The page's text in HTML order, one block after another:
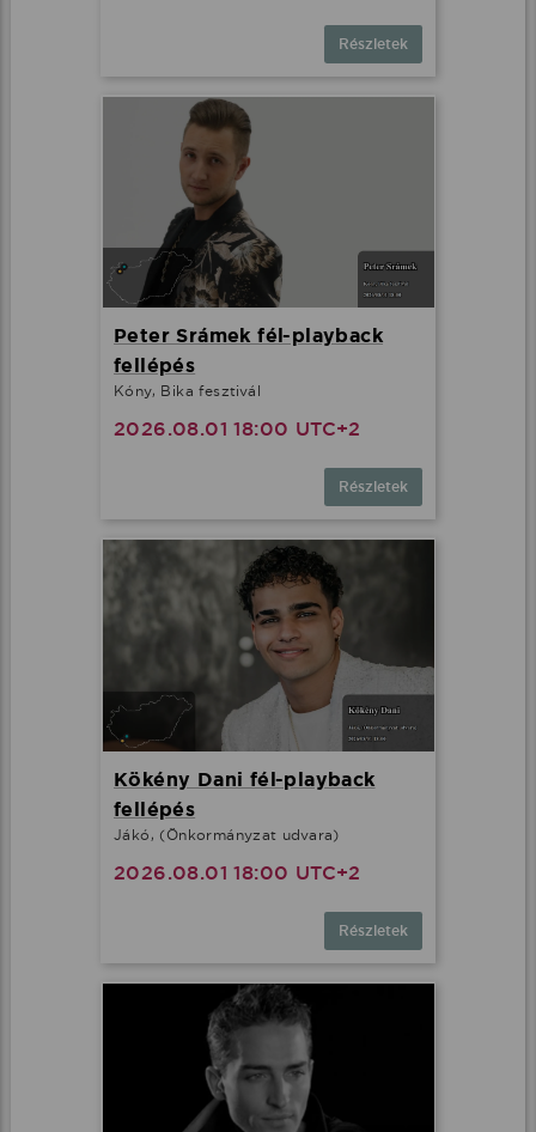
Részletek
Peter Srámek fél-playback
fellépés
Kóny, Bika fesztivál
2026.08.01 18:00 UTC+2
Részletek
Kökény Dani fél-playback
fellépés
Jákó, (Önkormányzat udvara)
2026.08.01 18:00 UTC+2
Részletek